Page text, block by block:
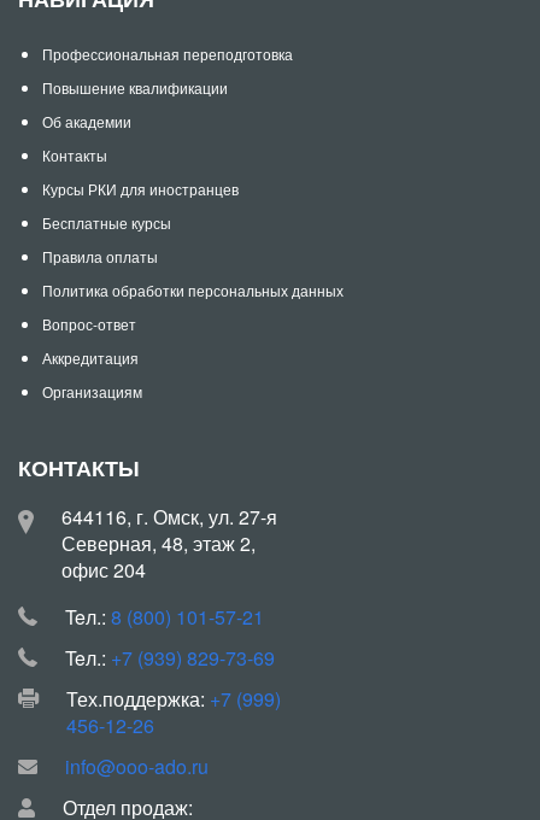
Профессиональная переподготовка
Повышение квалификации
Об академии
Контакты
Курсы РКИ для иностранцев
Бесплатные курсы
Правила оплаты
Политика обработки персональных данных
Вопрос-ответ
Аккредитация
Организациям
КОНТАКТЫ
644116, г. Омск, ул. 27-я
Северная, 48, этаж 2,
офис 204
Teл.: 8 (800) 101-57-21
Teл.: +7 (939) 829-73-69
Тех.поддержка: +7 (999)
456-12-26
info@ooo-ado.ru
Отдел продаж: